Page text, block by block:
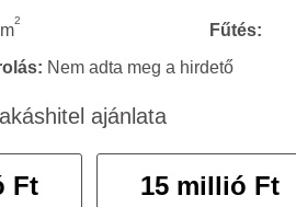
2
Fűtés:
Nem adta meg a hirdető
ajánlata
Ft 15 millió Ft